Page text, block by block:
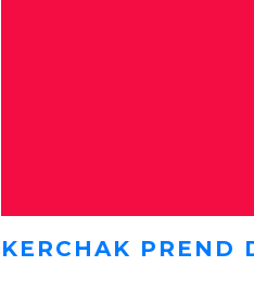
KERCHAK PREND